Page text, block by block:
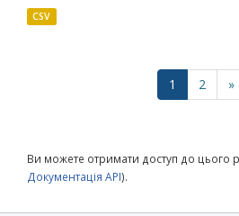
CSV
1 2 »
Ви можете отримати доступ до цього
Документація API).